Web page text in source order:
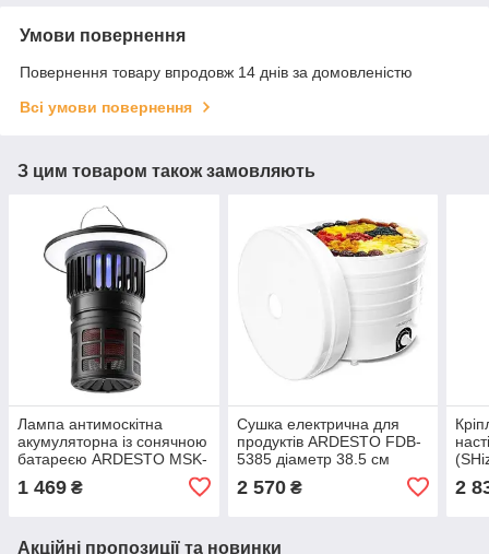
Умови повернення
Повернення товару впродовж 14 днів за домовленістю
Всі умови повернення
З цим товаром також замовляють
Лампа антимоскітна
акумуляторна із сонячною
батареєю ARDESTO MSK-
SB3555 Black (SHiz15504)
1 469 ₴
Сушка електрична для
продуктів ARDESTO FDB-
5385 діаметр 38.5 см
520Вт White (SHiz15496)
2 570₴ 2
Акційні пропозиції та новинки